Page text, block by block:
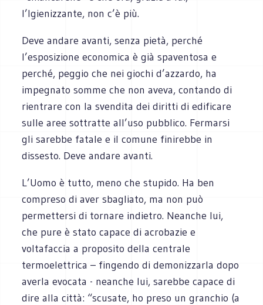
l’Igienizzante, non c’è più.
Deve andare avanti, senza pietà, perché
l’esposizione economica è già spaventosa e
perché, peggio che nei giochi d’azzardo, ha
impegnato somme che non aveva, contando di
rientrare con la svendita dei diritti di edificare
sulle aree sottratte all’uso pubblico. Fermarsi
gli sarebbe fatale e il comune finirebbe in
dissesto. Deve andare avanti.
L’Uomo è tutto, meno che stupido. Ha ben
compreso di aver sbagliato, ma non può
permettersi di tornare indietro. Neanche lui,
che pure è stato capace di acrobazie e
voltafaccia a proposito della centrale
termoelettrica – fingendo di demonizzarla dopo
averla evocata - neanche lui, sarebbe capace di
dire alla città: “scusate, ho preso un granchio (a